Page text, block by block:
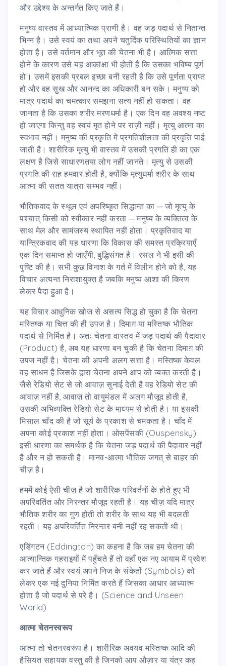
और उद्देश्य के अन्तर्गत किए जाते हैं।
मनुष्य वास्तव में आध्यात्मिक प्राणी है। वह जड़ पदार्थ से नितान्त
भिन्न है। उसे स्वयं का तथा अपने चतुर्दिक परिस्थितियों का ज्ञान
होता है। उसे वर्तमान और भूत की चेतना भी है। आत्मिक सत्ता
होने के कारण उसे यह आकांक्षा भी होती है कि उसका भविष्य पूर्ण
हो। उसमें इसकी प्रबल इच्छा बनी रहती है कि उसे पूर्णता प्राप्त
हो और वह सुख और आनन्द का अधिकारी बन सके। मनुष्य को
मात्र पदार्थ का चमत्कार समझना सत्य नहीं हो सकता। वह
जानता है कि उसका शरीर मरणधर्मा है। एक दिन वह अवश्य नष्ट
हो जाएगा किन्तु वह स्वयं मृत होने पर राज़ी नहीं। मृत्यु आत्मा का
स्वभाव नहीं। मनुष्य की प्रकृति में प्रगतिशीलता की प्रवृत्ति पाई
जाती है। शारीरिक मृत्यु भी वास्तव में उसकी प्रगति ही का एक
लक्षण है जिसे साधारणतया लोग नहीं जानते। मृत्यु से उसकी
प्रगति की राह हमवार होती है, क्योंकि मृत्युधर्मा शरीर के साथ
आत्मा की सतत यात्रा सम्भव नहीं।
भौतिकवाद के स्थूल एवं अपरिष्कृत सिद्धान्त का ─ जो मृत्यु के
पश्चात् किसी को स्वीकार नहीं करता ─ मनुष्य के व्यक्तित्व के
साथ मेल और सामंजस्य स्थापित नहीं होता। प्रकृतिवाद या
यान्त्रिकवाद की यह धारणा कि विकास की समस्त प्रक्रियाएँ
एक दिन समाप्त हो जाएँगी, बुद्धिसंगत है। रसल ने भी इसी की
पुष्टि की है। सभी कुछ विनाश के गर्त में विलीन होने को है, यह
विचार अत्यन्त निराशायुक्त है जबकि मनुष्य आशा की किरण
लेकर पैदा हुआ है।
यह विचार आधुनिक खोज से असत्य सिद्ध हो चुका है कि चेतना
मस्तिष्क या चित्त की ही उपज है। दिमाग़ या मस्तिष्क भौतिक
पदार्थ से निर्मित है। अतः चेतना वास्तव में जड़ पदार्थ की पैदावार
(Product) है, अब यह धारणा बन चुकी है कि चेतना दिमाग़ की
उपज नहीं है। चेतना की अपनी अलग सत्ता है। मस्तिष्क केवल
वह साधन है जिसके द्वारा चेतना अपने आप को व्यक्त करती है।
जैसे रेडियो सेट से जो आवाज़ सुनाई देती है वह रेडियो सेट की
आवाज़ नहीं है, आवाज़ तो वायुमंडल में अलग मौजूद होती है,
उसकी अभिव्यक्ति रेडियो सेट के माध्यम से होती है। या इसकी
मिसाल चाँद की है जो सूर्य के प्रकाश से चमकता है। चाँद में
अपना कोई प्रकाश नहीं होता। ओसपेंसकी (Ouspensky)
इसी धारणा का समर्थक है कि चेतना जड़ पदार्थ की पैदावार नहीं
है और न हो सकती है। मानव-आत्मा भौतिक जगत् से बाहर की
चीज़ है।
हममें कोई ऐसी चीज़ है जो शारीरिक परिवर्तनों के होते हुए भी
अपरिवर्तित और निरन्तर मौजूद रहती है। यह चीज़ यदि मात्र
भौतिक शरीर का गुण होती तो शरीर के साथ यह भी बदलती
रहती। यह अपरिवर्तित निरन्तर बनी नहीं रह सकती थी।
एडिंगटन (Eddington) का कहना है कि जब हम चेतना की
आत्यान्तिक गहराइयों में पहुँचते हैं तो वहाँ एक नए आयाम में प्रवेश
कर जाते हैं और स्वयं अपने निज के संकेतों (Symbols) को
लेकर एक नई दुनिया निर्मित करते हैं जिसका आधार आध्यात्म
होता है जो पदार्थ से परे है। (Science and Unseen
World)
आत्मा चेतनस्वरूप
आत्मा तो चेतनस्वरूप है। शारीरिक अवयव मस्तिष्क आदि की
हैसियत सहायक वस्तु की है जिनको आप औज़ार या यंत्र कह